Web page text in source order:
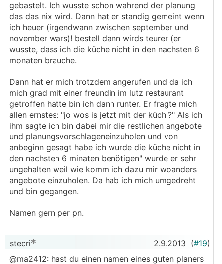
gebastelt. Ich wusste schon wahrend der planung
das das nix wird. Dann hat er standig gemeint wenn
ich heuer (irgendwann zwischen september und
november wars)! bestell dann wirds teurer (er
wusste, dass ich die küche nicht in den nachsten 6
monaten brauche.
Dann hat er mich trotzdem angerufen und da ich
mich grad mit einer freundin im lutz restaurant
getroffen hatte bin ich dann runter. Er fragte mich
allen ernstes: "jo wos is jetzt mit der küchl?" Als ich
ihm sagte ich bin dabei mir die restlichen angebote
und planungsvorschlageneinzuholen und von
anbeginn gesagt habe ich wurde die küche nicht in
den nachsten 6 minaten benötigen" wurde er sehr
ungehalten weil wie komm ich dazu mir woanders
angebote einzuholen. Da hab ich mich umgedreht
und bin gegangen.
Namen gern per pn.
stecri 2.9.2013 (#19)
@ma2412: hast du einen namen eines guten planers